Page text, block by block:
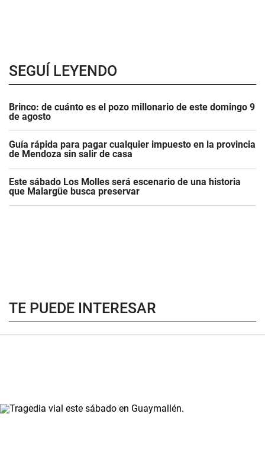
SEGUÍ LEYENDO
Brinco: de cuánto es el pozo millonario de este domingo 9
de agosto
Guía rápida para pagar cualquier impuesto en la provincia
de Mendoza sin salir de casa
Este sábado Los Molles será escenario de una historia
que Malargüe busca preservar
TE PUEDE INTERESAR